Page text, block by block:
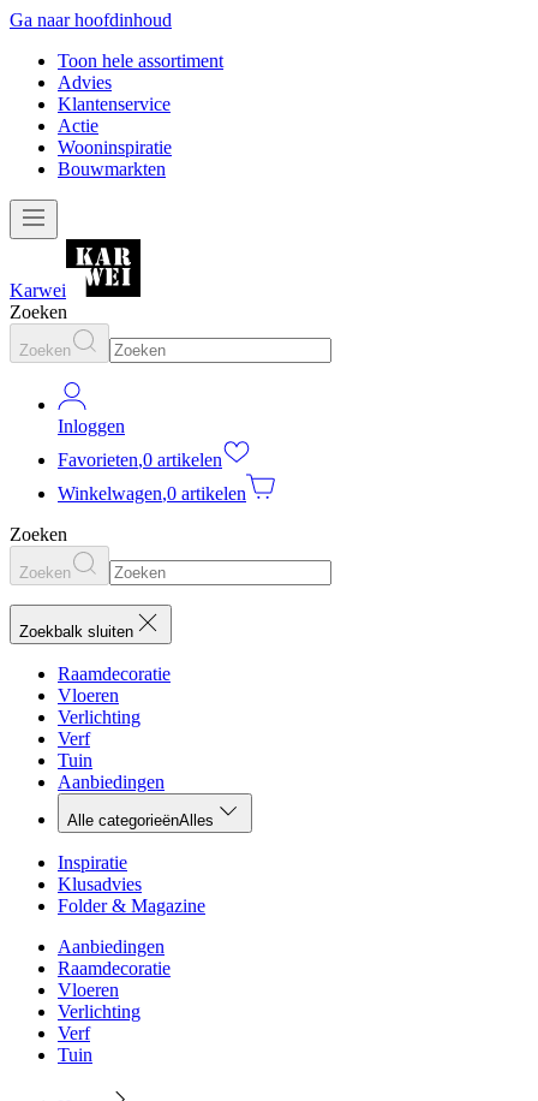
Ga naar hoofdinhoud
Toon hele assortiment
Advies
Klantenservice
Actie
Wooninspiratie
Bouwmarkten
Karwei
Zoeken
Zoeken
Inloggen
Favorieten,0 artikelen
Winkelwagen,0 artikelen
Zoeken
Zoeken
Zoekbalk sluiten
Raamdecoratie
Vloeren
Verlichting
Verf
Tuin
Aanbiedingen
Alle categorieënAlles
Inspiratie
Klusadvies
Folder & Magazine
Aanbiedingen
Raamdecoratie
Vloeren
Verlichting
Verf
Tuin